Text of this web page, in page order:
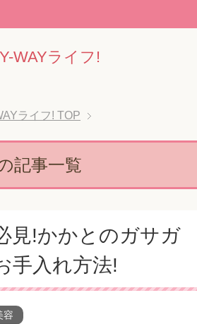
WAYライフ!
ライフ! TOP
記事一覧
見!かかとのガサガ
手入れ方法!
容